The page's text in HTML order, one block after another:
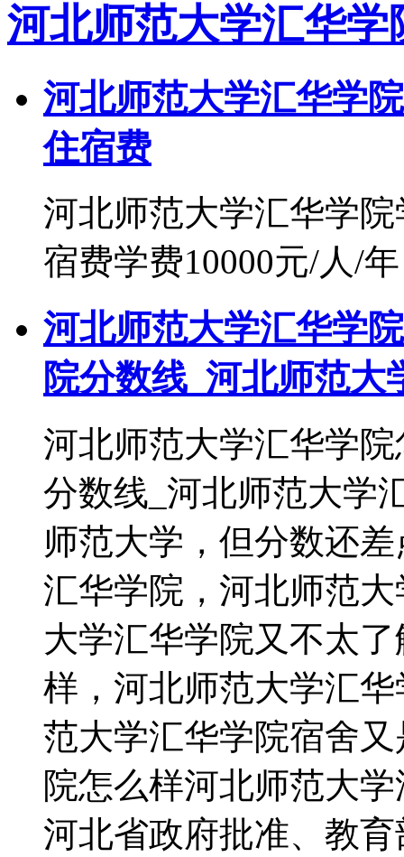
河北师范大学汇华学
河北师范大学汇华学
住宿费
河北师范大学汇华学
宿费学费10000元/人/
河北师范大学汇华学
院分数线_河北师范大
河北师范大学汇华学
分数线_河北师范大学
师范大学，但分数还
汇华学院，河北师范
大学汇华学院又不太
样，河北师范大学汇
范大学汇华学院宿舍
院怎么样河北师范大
河北省政府批准、教